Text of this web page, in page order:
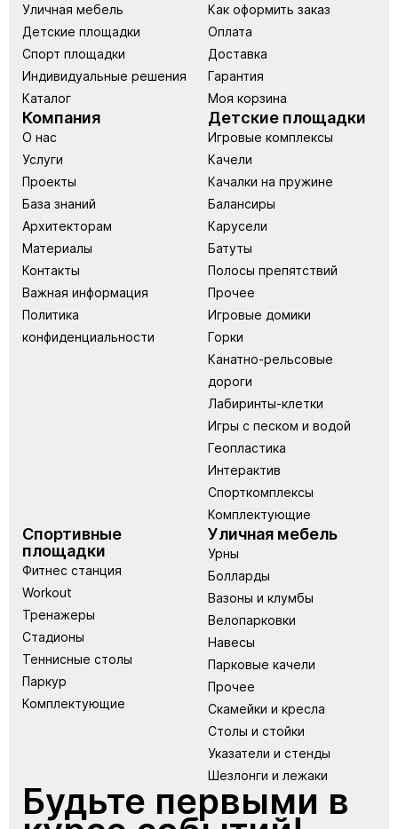
Уличная мебель
Детские площадки
Спорт площадки
Индивидуальные решения
Каталог
Как оформить заказ
Оплата
Доставка
Гарантия
Моя корзина
Компания
О нас
Услуги
Проекты
База знаний
Архитекторам
Материалы
Контакты
Важная информация
Политика
конфиденциальности
Детские площадки
Игровые комплексы
Качели
Качалки на пружине
Балансиры
Карусели
Батуты
Полосы препятствий
Прочее
Игровые домики
Горки
Канатно-рельсовые
дороги
Лабиринты-клетки
Игры с песком и водой
Геопластика
Интерактив
Спорткомплексы
Комплектующие
Спортивные
площадки
Фитнес станция
Workout
Тренажеры
Стадионы
Теннисные столы
Паркур
Комплектующие
Уличная мебель
Урны
Болларды
Вазоны и клумбы
Велопарковки
Навесы
Парковые качели
Прочее
Скамейки и кресла
Столы и стойки
Указатели и стенды
Шезлонги и лежаки
Будьте первыми в